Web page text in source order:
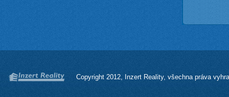
Copyright 2012, Inzert Reality, všechna práva